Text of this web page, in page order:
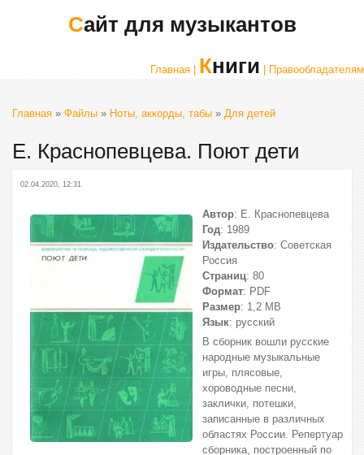
Сайт для музыкантов
Главная | Книги | Правообладателям
Главная » Файлы » Ноты, аккорды, табы » Для детей
Е. Краснопевцева. Поют дети
02.04.2020, 12:31
Автор: Е. Краснопевцева
Год: 1989
Издательство: Советская
Россия
Страниц: 80
Формат: PDF
Размер: 1,2 МВ
Язык: русский
В сборник вошли русские
народные музыкальные
игры, плясовые,
хороводные песни,
заклички, потешки,
записанные в различных
областях России. Репертуар
сборника, построенный по